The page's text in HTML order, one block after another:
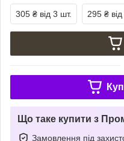
305 ₴ від 3 шт. 295 ₴
Що таке купити з
Замовлення під